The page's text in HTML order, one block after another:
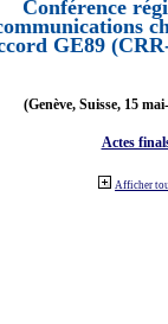
Conférence
GE89
(Genève, Suisse, 15
Actes
Afficher